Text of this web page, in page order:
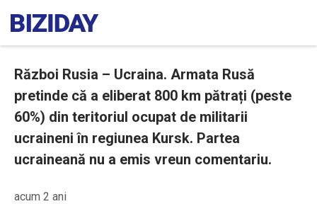
Război Rusia – Ucraina. Armata Rusă
pretinde că a eliberat 800 km pătrați (peste
60%) din teritoriul ocupat de militarii
ucraineni în regiunea Kursk. Partea
ucraineană nu a emis vreun comentariu.
acum 2 ani